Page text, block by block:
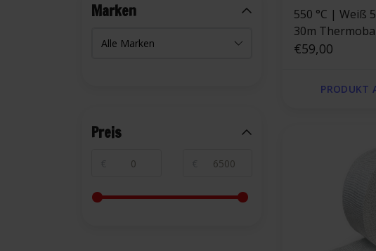
550 °C | Weiß 50 x 1.5mm x
30m
€59,00
PRODUKT
Marken
Preis